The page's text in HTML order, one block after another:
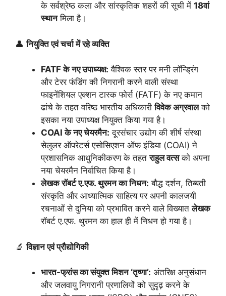
के सर्वश्रेष्ठ कला और सांस्कृतिक शहरों की सूची में 18वां
स्थानमिला है।
👤नियुक्ति एवं चर्चा में रहे व्यक्ति
FATF के नए उपाध्यक्ष: वैश्विक स्तर पर मनी लॉन्ड्रिंग
और टेरर फंडिंग की निगरानी करने वाली संस्था
फाइनेंशियल एक्शन टास्क फोर्स (FATF) के नए कमान
ढांचे के तहत वरिष्ठ भारतीय अधिकारीविवेक अग्रवालको
इसका नया उपाध्यक्ष नियुक्त किया गया है।
COAI के नए चेयरमैन: दूरसंचार उद्योग की शीर्ष संस्था
सेलुलर ऑपरेटर्स एसोसिएशन ऑफ इंडिया (COAI) ने
प्रशासनिक आधुनिकीकरण के तहतराहुल वत्सको अपना
नया चेयरमैन निर्वाचित किया है।
लेखक रॉबर्ट ए.एफ. थुरमन का निधन: बौद्ध दर्शन, तिब्बती
संस्कृति और आध्यात्मिक साहित्य पर अपनी कालजयी
रचनाओं से दुनिया को प्रभावित करने वाले विख्यातलेखक
रॉबर्ट ए.एफ. थुरमन का हाल ही में निधन हो गया है।
🔬विज्ञान एवं प्रौद्योगिकी
भारत-फ्रांस का संयुक्त मिशन ‘तृष्णा’: अंतरिक्ष अनुसंधान
और जलवायु निगरानी प्रणालियों को सुदृढ़ करने के